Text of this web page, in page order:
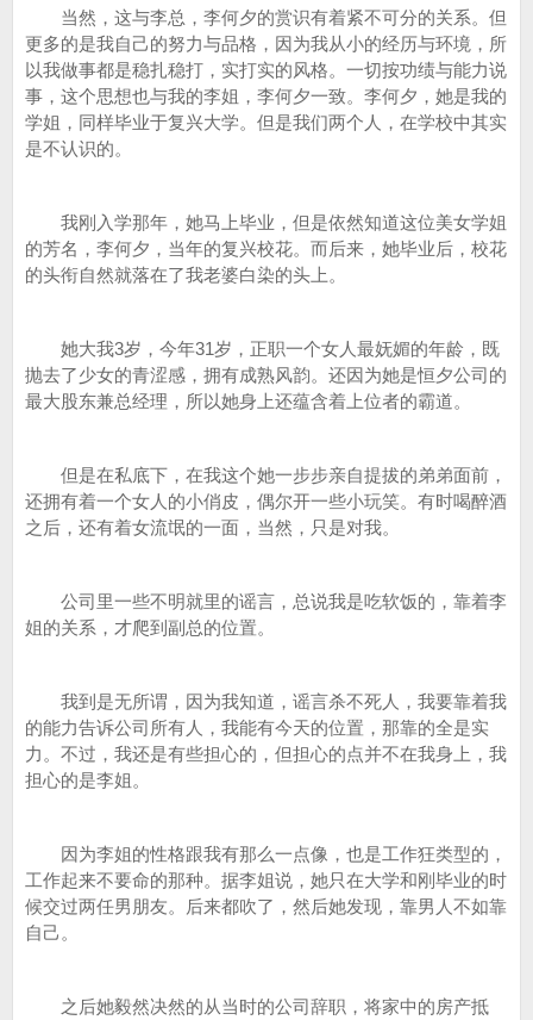
当然，这与李总，李何夕的赏识有着紧不可分的关系。但
更多的是我自己的努力与品格，因为我从小的经历与环境，所
以我做事都是稳扎稳打，实打实的风格。一切按功绩与能力说
事，这个思想也与我的李姐，李何夕一致。李何夕，她是我的
学姐，同样毕业于复兴大学。但是我们两个人，在学校中其实
是不认识的。
我刚入学那年，她马上毕业，但是依然知道这位美女学姐
的芳名，李何夕，当年的复兴校花。而后来，她毕业后，校花
的头衔自然就落在了我老婆白染的头上。
她大我3岁，今年31岁，正职一个女人最妩媚的年龄，既
抛去了少女的青涩感，拥有成熟风韵。还因为她是恒夕公司的
最大股东兼总经理，所以她身上还蕴含着上位者的霸道。
但是在私底下，在我这个她一步步亲自提拔的弟弟面前，
还拥有着一个女人的小俏皮，偶尔开一些小玩笑。有时喝醉酒
之后，还有着女流氓的一面，当然，只是对我。
公司里一些不明就里的谣言，总说我是吃软饭的，靠着李
姐的关系，才爬到副总的位置。
我到是无所谓，因为我知道，谣言杀不死人，我要靠着我
的能力告诉公司所有人，我能有今天的位置，那靠的全是实
力。不过，我还是有些担心的，但担心的点并不在我身上，我
担心的是李姐。
因为李姐的性格跟我有那么一点像，也是工作狂类型的，
工作起来不要命的那种。据李姐说，她只在大学和刚毕业的时
候交过两任男朋友。后来都吹了，然后她发现，靠男人不如靠
自己。
之后她毅然决然的从当时的公司辞职，将家中的房产抵